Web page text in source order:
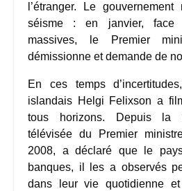
l’étranger. Le
séisme : en janvier, face
massives, le Premier
démissionne et demande de
En ces temps
islandais Helgi Felixson a
tous horizons. Depuis la
télévisée du Premier
2008, a déclaré que le
banques, il les a observés
dans leur vie quotidienne